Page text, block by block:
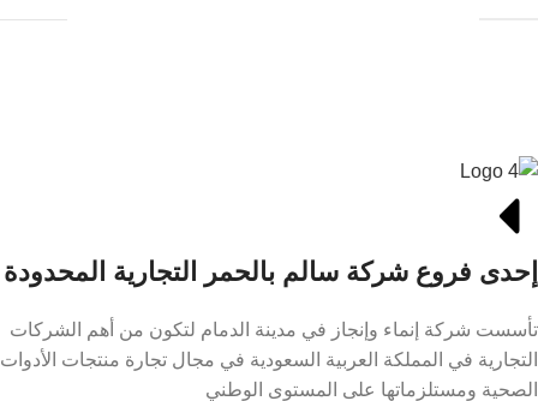
إحدى فروع شركة سالم بالحمر التجارية المحدودة
تأسست شركة إنماء وإنجاز في مدينة الدمام لتكون من أهم الشركات
التجارية في المملكة العربية السعودية في مجال تجارة منتجات الأدوات
الصحية ومستلزماتها على المستوى الوطني